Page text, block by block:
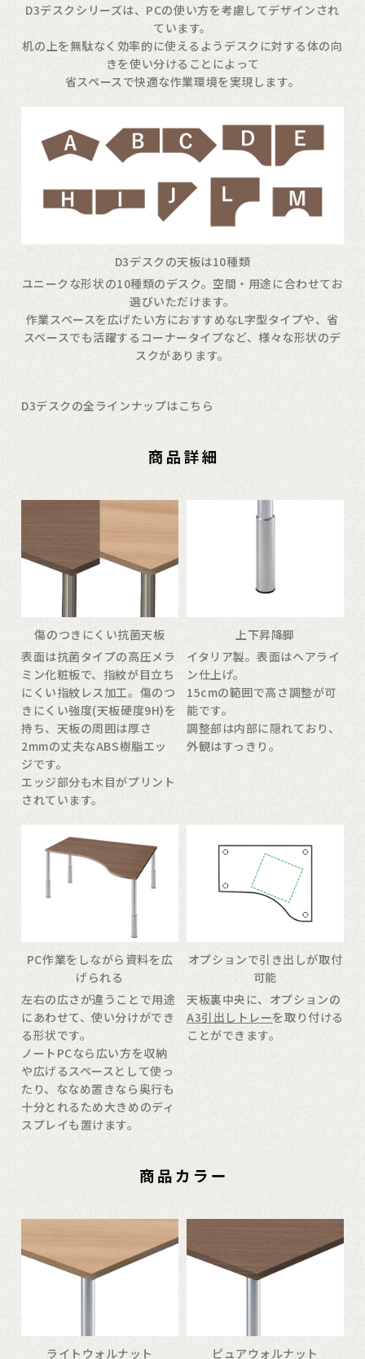
D3デスクシリーズは、PCの使い方を考慮してデザインされ
ています。
机の上を無駄なく効率的に使えるようデスクに対する体の向
きを使い分けることによって
省スペースで快適な作業環境を実現します。
D3デスクの天板は10種類
ユニークな形状の10種類のデスク。空間・用途に合わせてお
選びいただけます。
作業スペースを広げたい方におすすめなL字型タイプや、省
スペースでも活躍するコーナータイプなど、様々な形状のデ
スクがあります。
D3デスクの全ラインナップはこちら
傷のつきにくい抗菌天板
表面は抗菌タイプの高圧メラ
ミン化粧板で、指紋が目立ち
にくい指紋レス加工。傷のつ
きにくい強度(天板硬度9H)を
持ち、天板の周囲は厚さ
2mmの丈夫なABS樹脂エッ
ジです。
エッジ部分も木目がプリント
されています。
上下昇降脚
イタリア製。表面はヘアライ
ン仕上げ。
15cmの範囲で高さ調整が可
能です。
調整部は内部に隠れており、
外観はすっきり。
PC作業をしながら資料を広
げられる
左右の広さが違うことで用途
にあわせて、使い分けができ
る形状です。
ノートPCなら広い方を収納
や広げるスペースとして使っ
たり、ななめ置きなら奥行も
十分とれるため大きめのディ
スプレイも置けます。
オプションで引き出しが取付
可能
天板裏中央に、オプションの
A3引出しトレーを取り付ける
ことができます。
ライトウォルナット ピュアウォルナット